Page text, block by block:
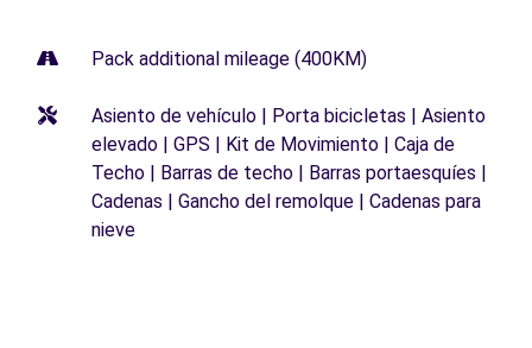
Pack additional mileage (400KM)
Asiento de vehículo | Porta bicicletas | Asiento
elevado | GPS | Kit de Movimiento | Caja de
Techo | Barras de techo | Barras portaesquíes |
Cadenas | Gancho del remolque | Cadenas para
nieve